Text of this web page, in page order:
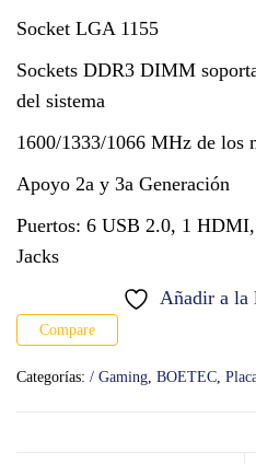
Socket LGA 1155
Sockets DDR3 DIMM
del sistema
1600/1333/1066 MHz de los
Apoyo 2a y 3a Generación
Puertos: 6 USB 2.0, 1
Jacks
Añadir a la
Compare
Categorías: / Gaming, BOETEC,